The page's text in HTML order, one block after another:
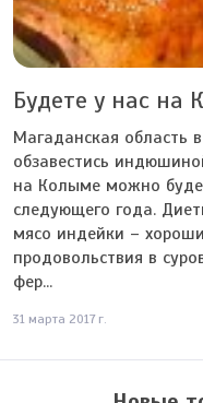
Будете у нас на
Магаданская область
обзавестись
на Колыме можно
следующего года.
мясо индейки –
продовольствия в
фер...
31 марта 2017 г.